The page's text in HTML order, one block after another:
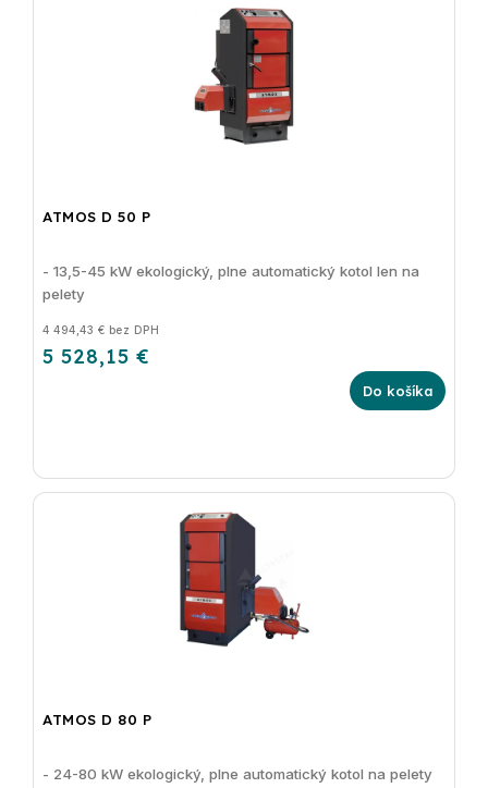
ATMOS D 50 P
4 494,43 € bez DPH
5 528,15 €
Do košíka
- 13,5-45 kW ekologický, plne automatický kotol len na
pelety
ATMOS D 80 P
- 24-80 kW ekologický, plne automatický kotol na pelety